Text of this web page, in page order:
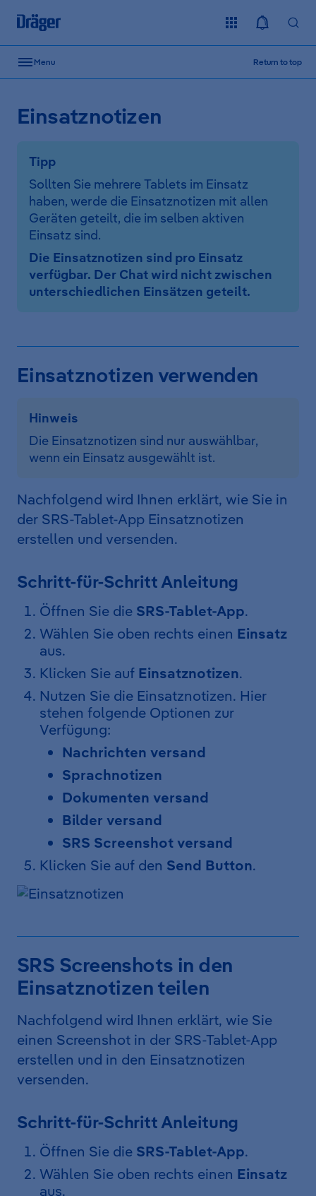
Skip to content
Menu Return to top
Einsatznotizen
Tipp
Sollten Sie mehrere Tablets im Einsatz
haben, werde die Einsatznotizen mit allen
Geräten geteilt, die im selben aktiven
Einsatz sind.
Die Einsatznotizen sind pro Einsatz
verfügbar. Der Chat wird nicht zwischen
unterschiedlichen Einsätzen geteilt.
Einsatznotizen verwenden
Hinweis
Die Einsatznotizen sind nur auswählbar,
wenn ein Einsatz ausgewählt ist.
Nachfolgend wird Ihnen erklärt, wie Sie in
der SRS-Tablet-App Einsatznotizen
erstellen und versenden.
Schritt-für-Schritt Anleitung
Öffnen Sie die SRS-Tablet-App.
Wählen Sie oben rechts einen Einsatz
aus.
Klicken Sie auf Einsatznotizen.
Nutzen Sie die Einsatznotizen. Hier
stehen folgende Optionen zur
Verfügung:
Nachrichten versand
Sprachnotizen
Dokumenten versand
Bilder versand
SRS Screenshot versand
Klicken Sie auf den Send Button.
SRS Screenshots in den
Einsatznotizen teilen
Nachfolgend wird Ihnen erklärt, wie Sie
einen Screenshot in der SRS-Tablet-App
erstellen und in den Einsatznotizen
versenden.
Schritt-für-Schritt Anleitung
Öffnen Sie die SRS-Tablet-App.
Wählen Sie oben rechts einen Einsatz
aus.